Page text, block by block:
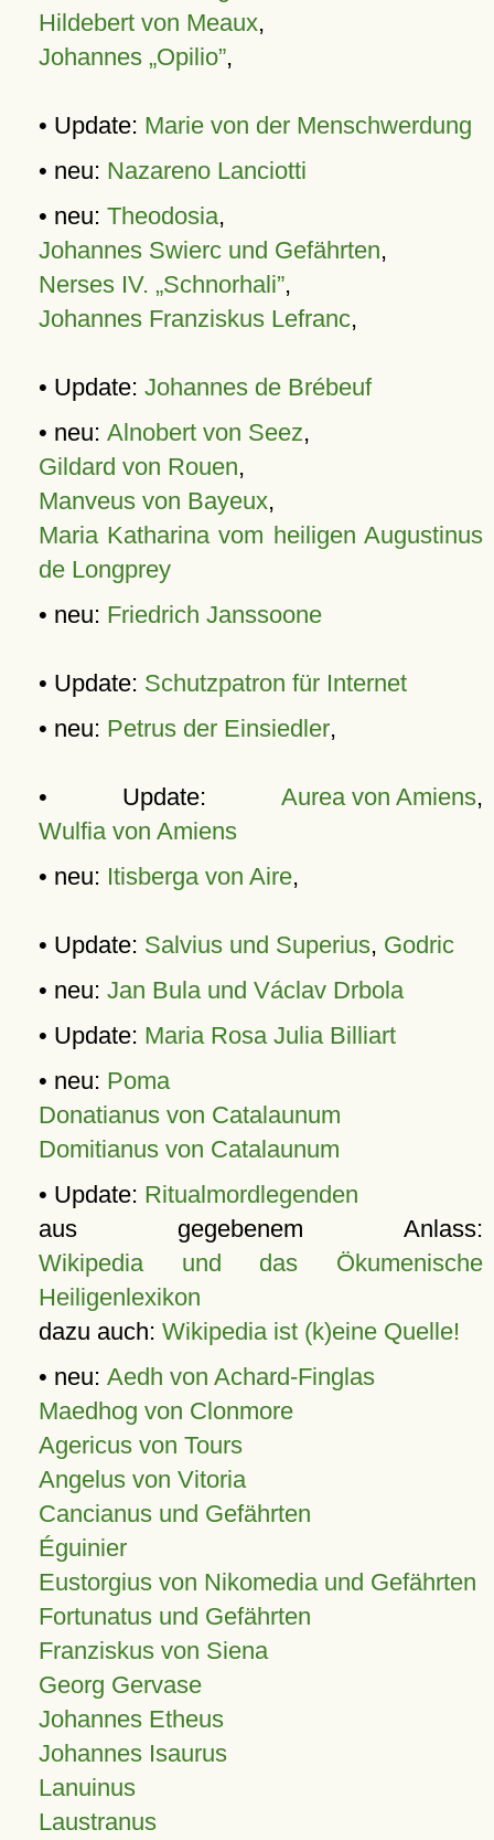
Hildebert von Meaux,
Johannes „Opilio”,
• Update: Marie von der Menschwerdung
• neu: Nazareno Lanciotti
• neu: Theodosia,
Johannes Swierc und Gefährten,
Nerses IV. „Schnorhali”,
Johannes Franziskus Lefranc,
• Update: Johannes de Brébeuf
• neu: Alnobert von Seez,
Gildard von Rouen,
Manveus von Bayeux,
Maria Katharina vom heiligen Augustinus
de Longprey
• neu: Friedrich Janssoone
• Update: Schutzpatron für Internet
• neu: Petrus der Einsiedler,
• Update: Aurea von Amiens,
Wulfia von Amiens
• neu: Itisberga von Aire,
• Update: Salvius und Superius, Godric
• neu: Jan Bula und Václav Drbola
• Update: Maria Rosa Julia Billiart
• neu: Poma
Donatianus von Catalaunum
Domitianus von Catalaunum
• Update: Ritualmordlegenden
aus gegebenem Anlass:
Wikipedia und das Ökumenische
Heiligenlexikon
dazu auch: Wikipedia ist (k)eine Quelle!
• neu: Aedh von Achard-Finglas
Maedhog von Clonmore
Agericus von Tours
Angelus von Vitoria
Cancianus und Gefährten
Éguinier
Eustorgius von Nikomedia und Gefährten
Fortunatus und Gefährten
Franziskus von Siena
Georg Gervase
Johannes Etheus
Johannes Isaurus
Lanuinus
Laustranus